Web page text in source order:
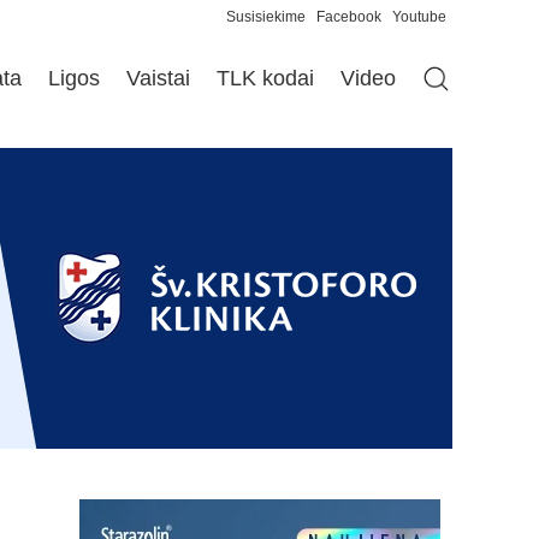
Susisiekime Facebook Youtube
Ligos Vaistai TLK kodai Video